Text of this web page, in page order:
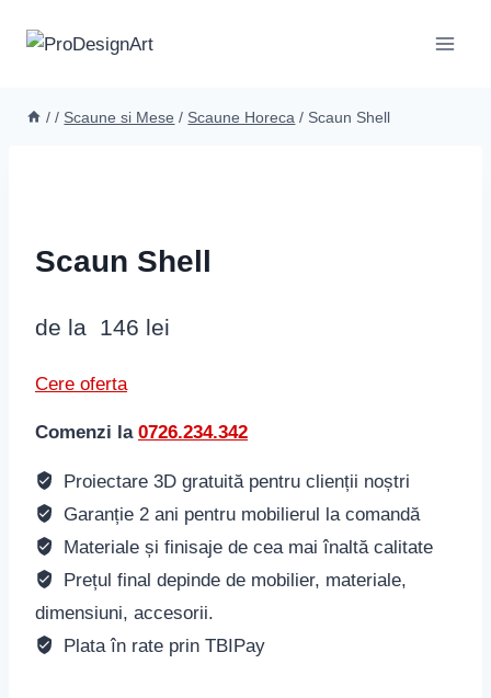
/ / Scaune si Mese / Scaune Horeca / Scaun Shell
Scaun Shell
de la 146 lei
Cere oferta
Comenzi la 0726.234.342
Proiectare 3D gratuită pentru clienții noștri
Garanție 2 ani pentru mobilierul la comandă
Materiale și finisaje de cea mai înaltă calitate
Prețul final depinde de mobilier, materiale,
dimensiuni, accesorii.
Plata în rate prin TBIPay